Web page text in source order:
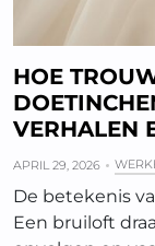
HOE
VERHALEN
APRIL 29, 2026
De betekenis
Een bruiloft